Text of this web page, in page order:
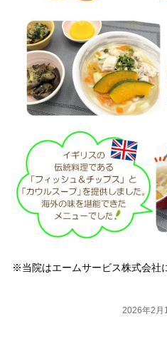
※当院はエームサービス株式会社
2026年2月